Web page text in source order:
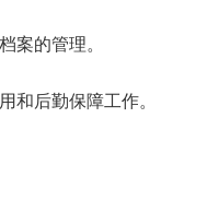
案的管理。
和后勤保障工作。